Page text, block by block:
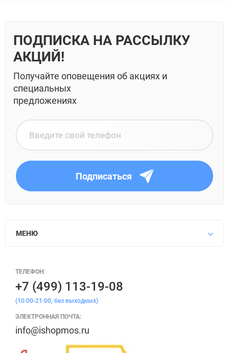
ПОДПИСКА НА РАССЫЛКУ
АКЦИЙ!
Получайте оповещения об акциях и
специальных
предложениях
Подписаться
МЕНЮ
ТЕЛЕФОН:
+7 (499) 113-19-08
(10:00-21:00, без выходных)
ЭЛЕКТРОННАЯ ПОЧТА:
info@ishopmos.ru